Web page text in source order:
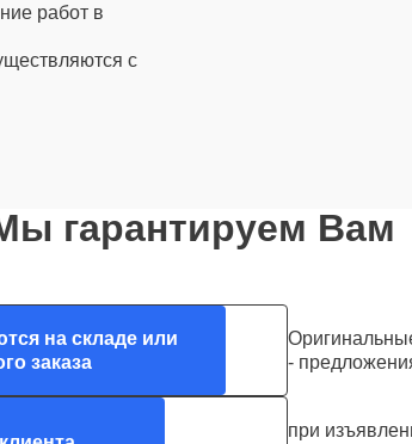
работ в
с
гарантируем Вам
на складе или
заказа
-
при